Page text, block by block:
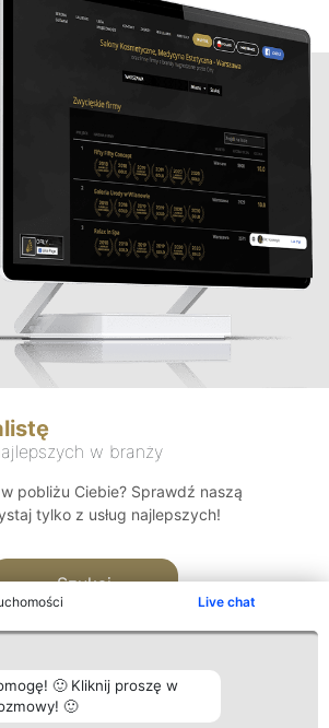
Live chat
🙂 Kliknij proszę w
🙂
w branży
pobliżu Ciebie? Sprawdź naszą
tylko z usług najlepszych!
Szukaj